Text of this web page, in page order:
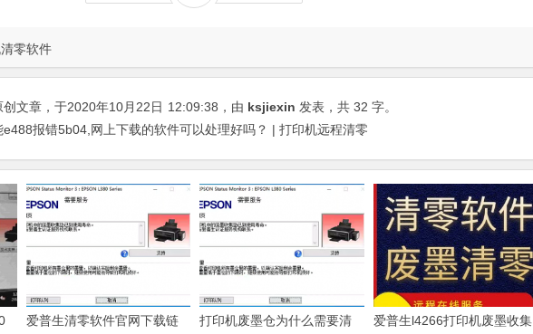
零软件
创文章，于2020年10月22日 12:09:38 ，由 ksjiexin 发表，共 32 字。
e488报错5b04,网上下载的软件可以处理好吗？ | 打印机远程清零
爱普生清零软件官网下载链
打印机废墨仓为什么需要清
爱普生l4266打印机废墨收集